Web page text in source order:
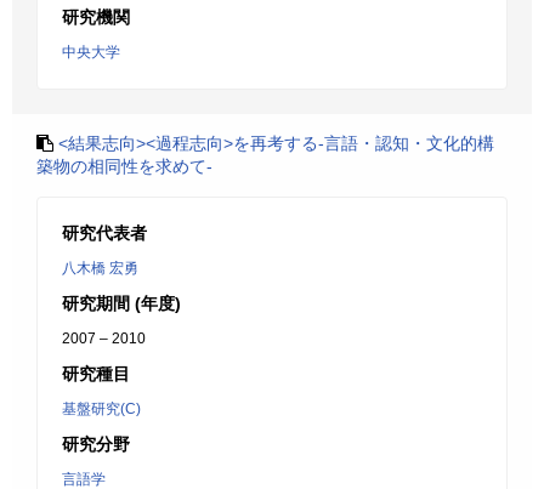
研究機関
中央大学
<結果志向><過程志向>を再考する-言語・認知・文化的構
築物の相同性を求めて-
研究代表者
八木橋 宏勇
研究期間 (年度)
2007 – 2010
研究種目
基盤研究(C)
研究分野
言語学